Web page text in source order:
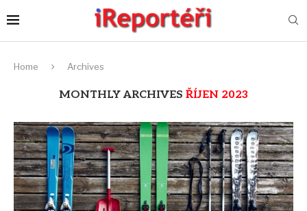
Home Archives
MONTHLY ARCHIVES ŘÍJEN 2023